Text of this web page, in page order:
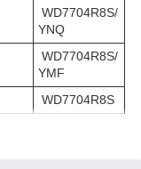
WD7704R8S/
YNQ
WD7704R8S/
YMF
WD7704R8S